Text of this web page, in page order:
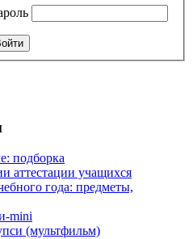
подборка
аттестации учащихся
года: предметы,
mini
(мультфильм)